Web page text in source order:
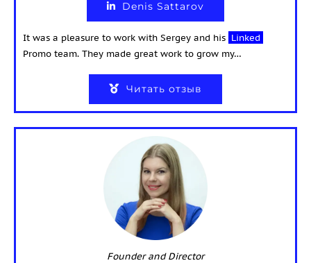
Denis Sattarov
It was a pleasure to work with Sergey and his Linked
Promo team. They made great work to grow my…
Читать отзыв
Founder and Director